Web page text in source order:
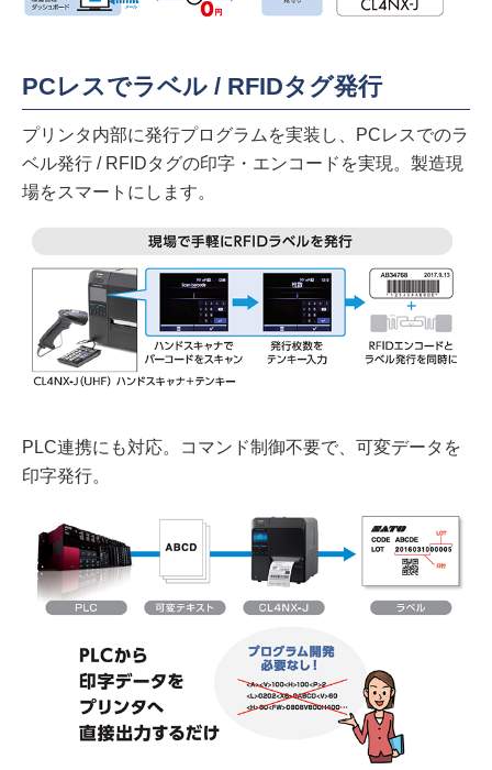
PCレスでラベル / RFIDタグ発行
プリンタ内部に発行プログラムを実装し、PCレスでのラ
ベル発行 / RFIDタグの印字・エンコードを実現。製造現
場をスマートにします。
PLC連携にも対応。コマンド制御不要で、可変データを
印字発行。